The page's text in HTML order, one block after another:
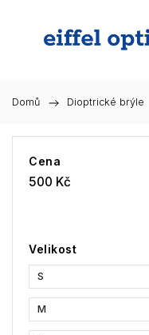
Domů / Dioptrické brýle
Cena
500 Kč
Velikost
S
M